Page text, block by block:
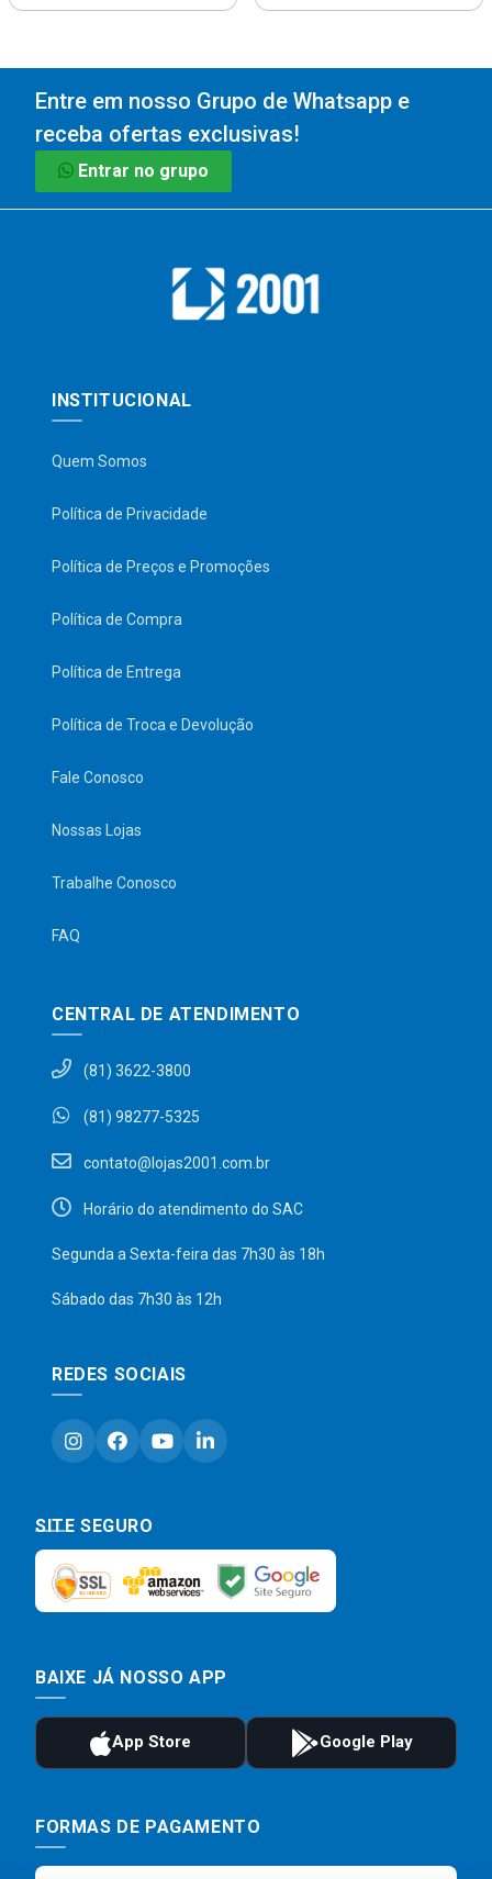
Entre em nosso Grupo de Whatsapp e
receba ofertas exclusivas!
Entrar no grupo
INSTITUCIONAL
Quem Somos
Política de Privacidade
Política de Preços e Promoções
Política de Compra
Política de Entrega
Política de Troca e Devolução
Fale Conosco
Nossas Lojas
Trabalhe Conosco
FAQ
CENTRAL DE ATENDIMENTO
(81) 3622-3800
(81) 98277-5325
contato@lojas2001.com.br
Horário do atendimento do SAC
Segunda a Sexta-feira das 7h30 às 18h
Sábado das 7h30 às 12h
REDES SOCIAIS
SITE SEGURO
BAIXE JÁ NOSSO APP
FORMAS DE PAGAMENTO